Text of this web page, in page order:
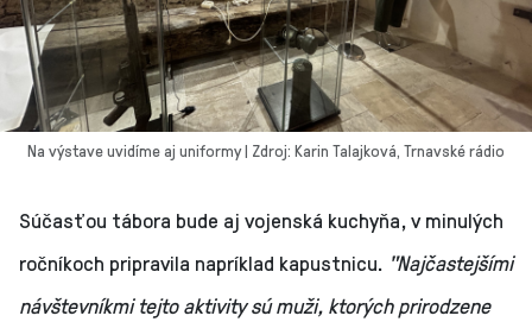
Na výstave uvidíme aj uniformy | Zdroj: Karin Talajková, Trnavské rádio
Súčasťou tábora bude aj vojenská kuchyňa, v minulých
ročníkoch pripravila napríklad kapustnicu. "Najčastejšími
návštevníkmi tejto aktivity sú muži, ktorých prirodzene